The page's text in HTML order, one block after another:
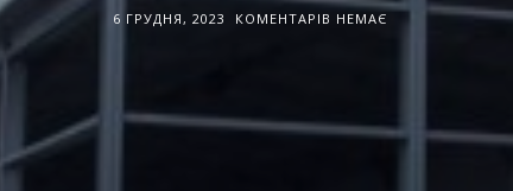
6 ГРУДНЯ, 2023 КОМЕНТАРІВ НЕМАЄ